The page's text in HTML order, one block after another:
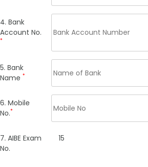
4. Bank
Account No.
*
5. Bank
Name *
6. Mobile
No.*
7. AIBE Exam
No.
15